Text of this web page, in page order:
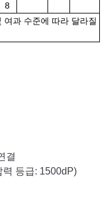
8
과 수준에 따라 달라질
결
력 등급: 1500dP)